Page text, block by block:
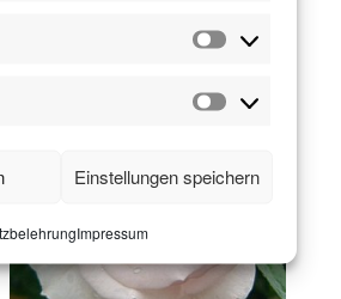
Statistik
(optional)
Marketing
(optional)
Einstellungen speichern
Impressum